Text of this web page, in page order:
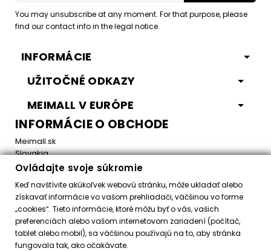
You may unsubscribe at any moment. For that purpose, please
find our contact info in the legal notice.
INFORMÁCIE
UŽITOČNÉ ODKAZY
MEIMALL V EURÓPE
INFORMÁCIE O OBCHODE
Meimall.sk
Slovakia
Email:office@meimall.sk
Control your Privacy
Ovládajte svoje súkromie
Keď navštívite akúkoľvek webovú stránku, môže ukladať alebo
získavať informácie vo vašom prehliadači, väčšinou vo forme
„cookies“. Tieto informácie, ktoré môžu byť o vás, vašich
preferenciách alebo vašom internetovom zariadení (počítač,
tablet alebo mobil), sa väčšinou používajú na to, aby stránka
fungovala tak, ako očakávate.